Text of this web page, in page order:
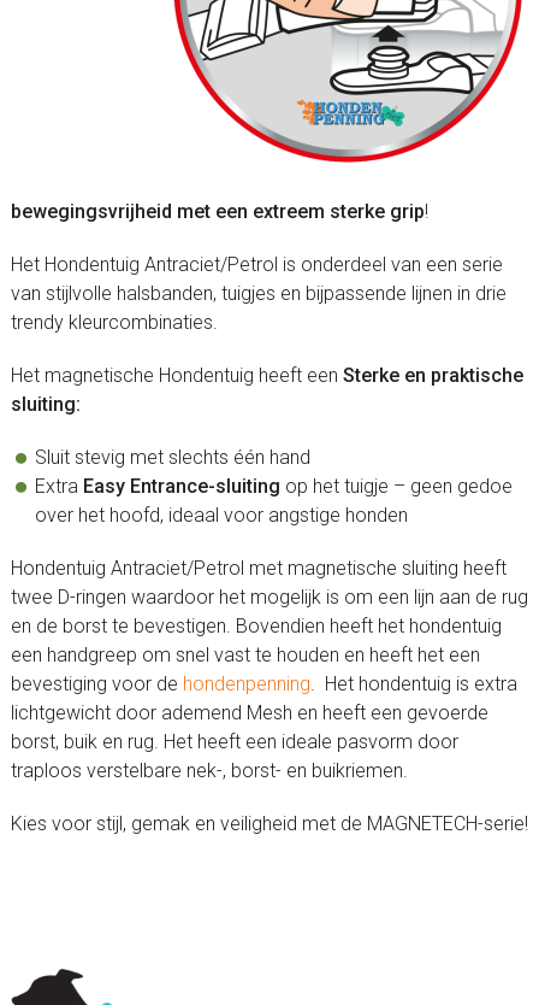
bewegingsvrijheid met een extreem sterke grip!
Het Hondentuig Antraciet/Petrol is onderdeel van een serie
van stijlvolle halsbanden, tuigjes en bijpassende lijnen in drie
trendy kleurcombinaties.
Het magnetische Hondentuig heeft een Sterke en praktische
sluiting:
Sluit stevig met slechts één hand
Extra Easy Entrance-sluiting op het tuigje – geen gedoe
over het hoofd, ideaal voor angstige honden
Hondentuig Antraciet/Petrol met magnetische sluiting heeft
twee D-ringen waardoor het mogelijk is om een lijn aan de rug
en de borst te bevestigen. Bovendien heeft het hondentuig
een handgreep om snel vast te houden en heeft het een
bevestiging voor de hondenpenning. Het hondentuig is extra
lichtgewicht door ademend Mesh en heeft een gevoerde
borst, buik en rug. Het heeft een ideale pasvorm door
traploos verstelbare nek-, borst- en buikriemen.
Kies voor stijl, gemak en veiligheid met de MAGNETECH-serie!